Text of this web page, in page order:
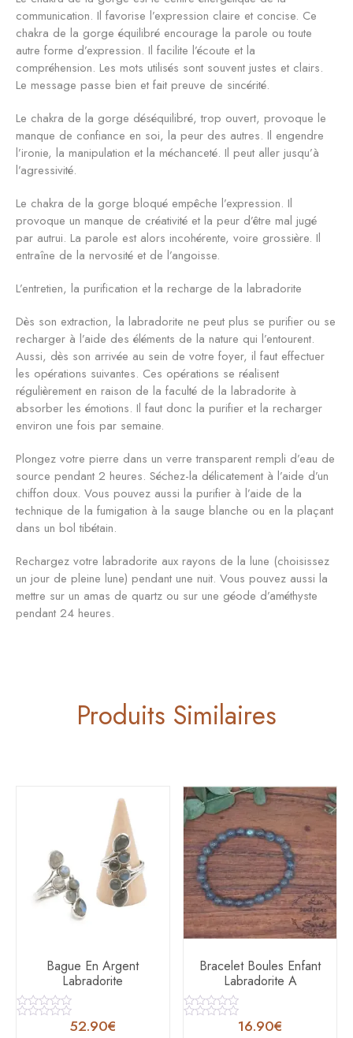
communication. Il favorise l’expression claire et concise. Ce
chakra de la gorge équilibré encourage la parole ou toute
autre forme d’expression. Il facilite l’écoute et la
compréhension. Les mots utilisés sont souvent justes et clairs.
Le message passe bien et fait preuve de sincérité.
Le chakra de la gorge déséquilibré, trop ouvert, provoque le
manque de confiance en soi, la peur des autres. Il engendre
l’ironie, la manipulation et la méchanceté. Il peut aller jusqu’à
l’agressivité.
Le chakra de la gorge bloqué empêche l’expression. Il
provoque un manque de créativité et la peur d’être mal jugé
par autrui. La parole est alors incohérente, voire grossière. Il
entraîne de la nervosité et de l’angoisse.
L’entretien, la purification et la recharge de la labradorite
Dès son extraction, la labradorite ne peut plus se purifier ou se
recharger à l’aide des éléments de la nature qui l’entourent.
Aussi, dès son arrivée au sein de votre foyer, il faut effectuer
les opérations suivantes. Ces opérations se réalisent
régulièrement en raison de la faculté de la labradorite à
absorber les émotions. Il faut donc la purifier et la recharger
environ une fois par semaine.
Plongez votre pierre dans un verre transparent rempli d’eau de
source pendant 2 heures. Séchez-la délicatement à l’aide d’un
chiffon doux. Vous pouvez aussi la purifier à l’aide de la
technique de la fumigation à la sauge blanche ou en la plaçant
dans un bol tibétain.
Rechargez votre labradorite aux rayons de la lune (choisissez
un jour de pleine lune) pendant une nuit. Vous pouvez aussi la
mettre sur un amas de quartz ou sur une géode d’améthyste
pendant 24 heures.
Produits Similaires
Bague En Argent
Labradorite
Note
52.90€
Bracelet Boules Enfant
Labradorite A
Note
16.90€